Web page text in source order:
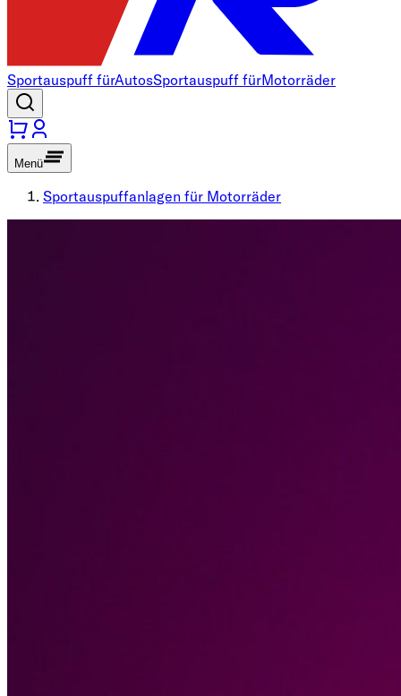
Sportauspuff fürAutosSportauspuff fürMotorräder
Menü
Sportauspuffanlagen für Motorräder